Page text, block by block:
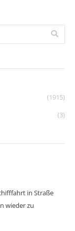
(1915)
(3)
in Straße
wieder zu